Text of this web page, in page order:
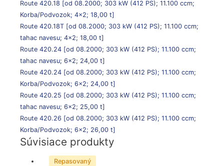
Route 420.18 [od 08.2000; 303 kW (412 PS); 11.100 ccm;
Korba/Podvozok; 4×2; 18,00 t]
Route 420.18T [od 08.2000; 303 kW (412 PS); 11.100 ccm;
tahac navesu; 4×2; 18,00 t]
Route 420.24 [od 08.2000; 303 kW (412 PS); 11.100 ccm;
tahac navesu; 6×2; 24,00 t]
Route 420.24 [od 08.2000; 303 kW (412 PS); 11.100 ccm;
Korba/Podvozok; 6×2; 24,00 t]
Route 420.25 [od 08.2000; 303 kW (412 PS); 11.100 ccm;
tahac navesu; 6×2; 25,00 t]
Route 420.26 [od 08.2000; 303 kW (412 PS); 11.100 ccm;
Korba/Podvozok; 6×2; 26,00 t]
Súvisiace produkty
Repasovaný